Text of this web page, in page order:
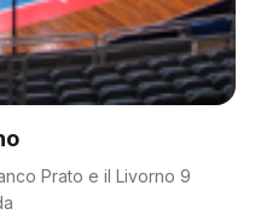
Prato e il Livorno 9